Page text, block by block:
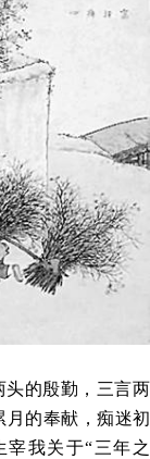
头的殷勤，三言两
的奉献，痴迷初
我关于“三年之